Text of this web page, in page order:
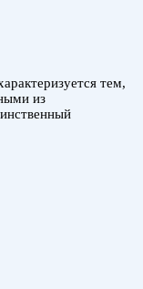
тем,
из